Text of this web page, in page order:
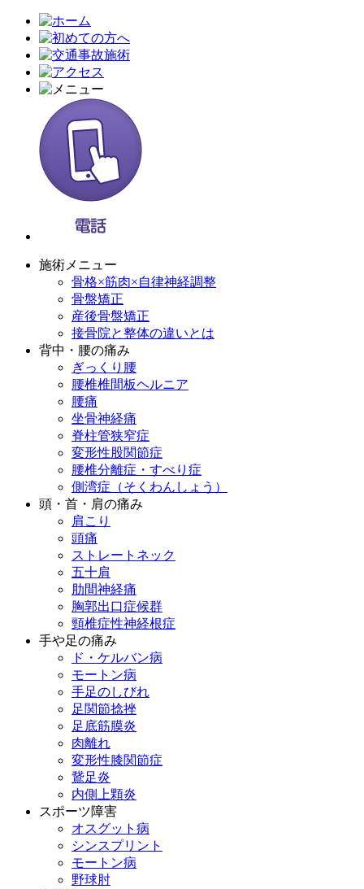
施術メニュー
骨格×筋肉×自律神経調整
骨盤矯正
産後骨盤矯正
接骨院と整体の違いとは
背中・腰の痛み
ぎっくり腰
腰椎椎間板ヘルニア
腰痛
坐骨神経痛
脊柱管狭窄症
変形性股関節症
腰椎分離症・すべり症
側湾症（そくわんしょう）
頭・首・肩の痛み
肩こり
頭痛
ストレートネック
五十肩
肋間神経痛
胸郭出口症候群
頸椎症性神経根症
手や足の痛み
ド・ケルバン病
モートン病
手足のしびれ
足関節捻挫
足底筋膜炎
肉離れ
変形性膝関節症
鵞足炎
内側上顆炎
スポーツ障害
オスグット病
シンスプリント
モートン病
野球肘